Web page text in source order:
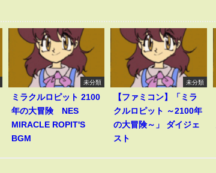
未分類
ミラクルロピット 2100
年の大冒険 NES
MIRACLE ROPIT'S
BGM
未分類
【ファミコン】「ミラ
クルロピット ～2100年
の大冒険～」 ダイジェ
スト